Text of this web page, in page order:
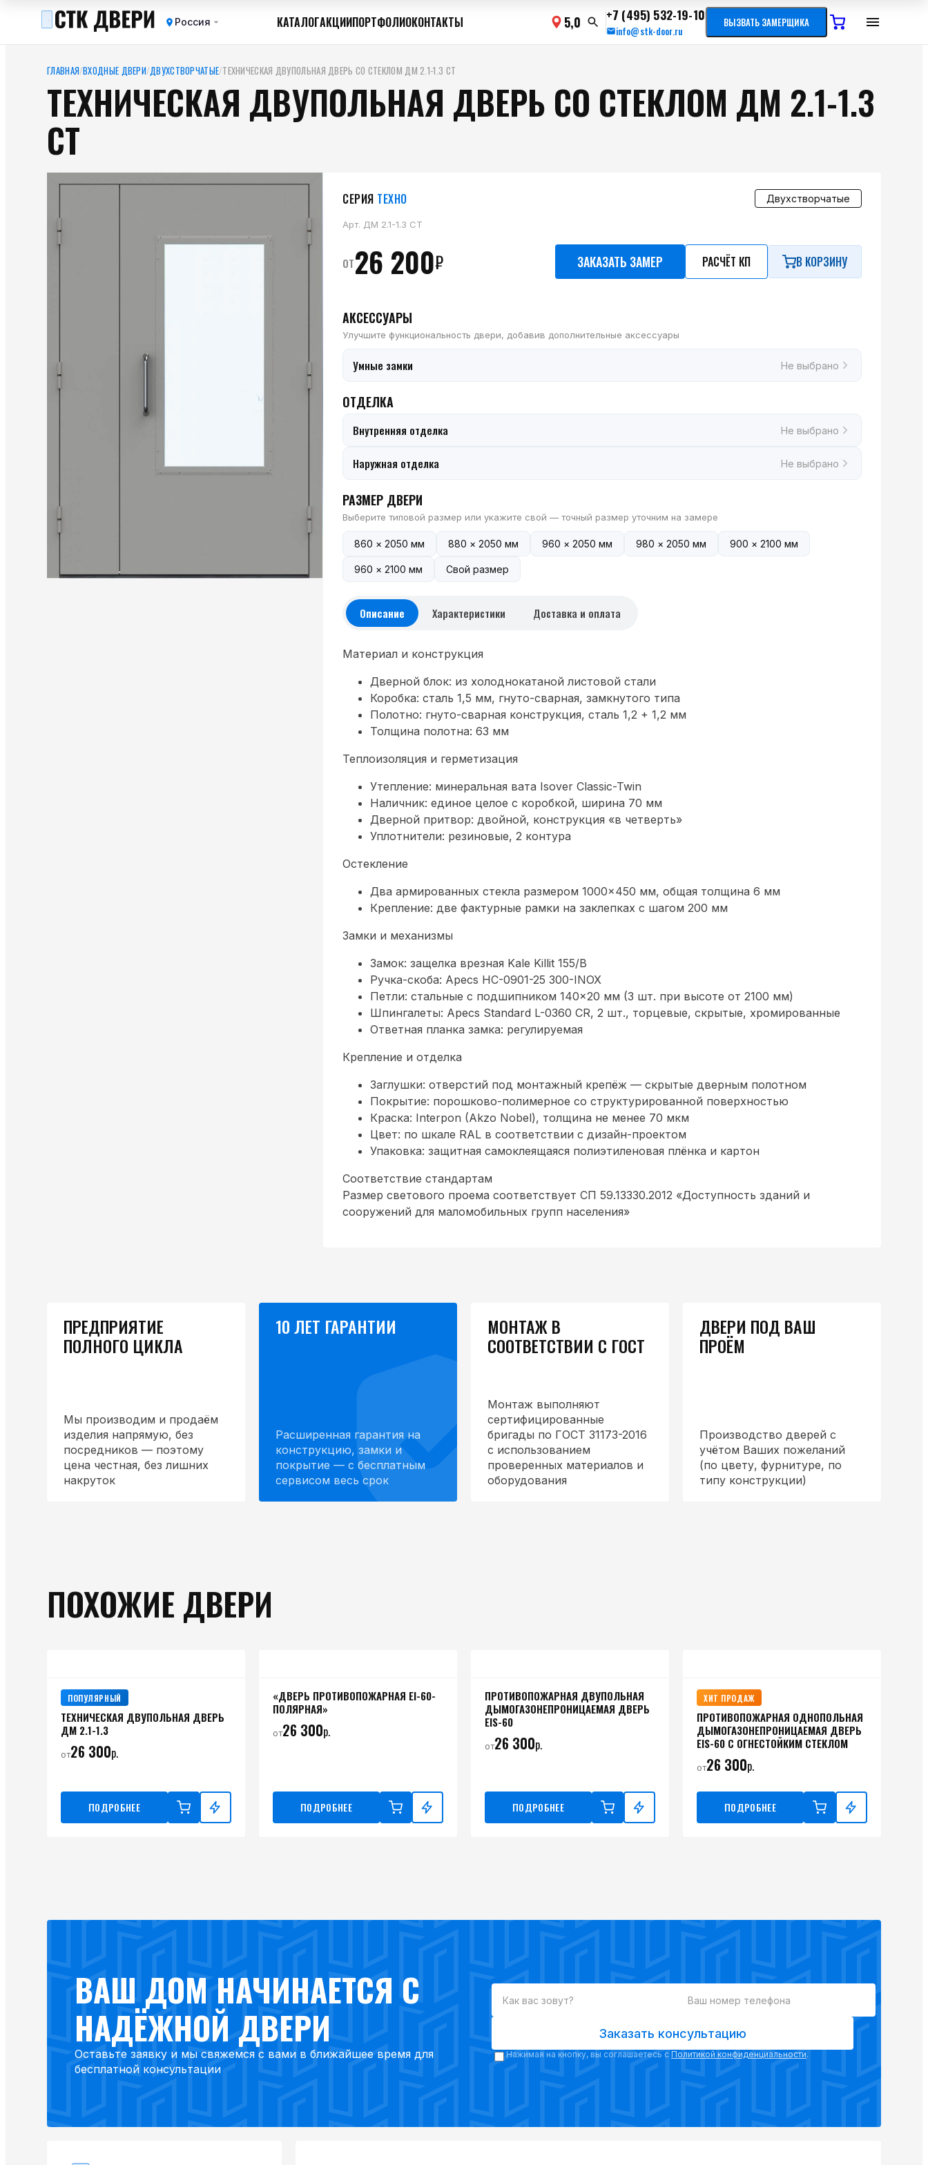
Россия КАТАЛОГАКЦИИПОРТФОЛИОКОНТАКТЫ 5,0 +7 (495) 532-19-10
info@stk-door.ru
ВЫЗВАТЬ ЗАМЕРЩИКА
ГЛАВНАЯ/ВХОДНЫЕ ДВЕРИ/ДВУХСТВОРЧАТЫЕ/ТЕХНИЧЕСКАЯ ДВУПОЛЬНАЯ ДВЕРЬ СО СТЕКЛОМ ДМ 2.1-1.3 СТ
ТЕХНИЧЕСКАЯ ДВУПОЛЬНАЯ ДВЕРЬ СО СТЕКЛОМ ДМ 2.1-1.3
СТ
СЕРИЯ ТЕХНО Двухстворчатые
Арт. ДМ 2.1-1.3 СТ
от26 200₽ ЗАКАЗАТЬ ЗАМЕР РАСЧЁТ КП В КОРЗИНУ
АКСЕССУАРЫ
Улучшите функциональность двери, добавив дополнительные аксессуары
Умные замки Не выбрано
ОТДЕЛКА
Внутренняя отделка Не выбрано
Наружная отделка Не выбрано
РАЗМЕР ДВЕРИ
Выберите типовой размер или укажите свой — точный размер уточним на замере
860 × 2050 мм 880 × 2050 мм 960 × 2050 мм 980 × 2050 мм 900 × 2100 мм
960 × 2100 мм Свой размер
Описание Характеристики Доставка и оплата
Материал и конструкция
Дверной блок: из холоднокатаной листовой стали
Коробка: сталь 1,5 мм, гнуто-сварная, замкнутого типа
Полотно: гнуто-сварная конструкция, сталь 1,2 + 1,2 мм
Толщина полотна: 63 мм
Теплоизоляция и герметизация
Утепление: минеральная вата Isover Classic-Twin
Наличник: единое целое с коробкой, ширина 70 мм
Дверной притвор: двойной, конструкция «в четверть»
Уплотнители: резиновые, 2 контура
Остекление
Два армированных стекла размером 1000×450 мм, общая толщина 6 мм
Крепление: две фактурные рамки на заклепках с шагом 200 мм
Замки и механизмы
Замок: защелка врезная Kale Killit 155/В
Ручка-скоба: Apecs HC-0901-25 300-INOX
Петли: стальные с подшипником 140×20 мм (3 шт. при высоте от 2100 мм)
Шпингалеты: Apecs Standard L-0360 CR, 2 шт., торцевые, скрытые, хромированные
Ответная планка замка: регулируемая
Крепление и отделка
Заглушки: отверстий под монтажный крепёж — скрытые дверным полотном
Покрытие: порошково-полимерное со структурированной поверхностью
Краска: Interpon (Akzo Nobel), толщина не менее 70 мкм
Цвет: по шкале RAL в соответствии с дизайн-проектом
Упаковка: защитная самоклеящаяся полиэтиленовая плёнка и картон
Соответствие стандартам
Размер светового проема соответствует СП 59.13330.2012 «Доступность зданий и
сооружений для маломобильных групп населения»
ПРЕДПРИЯТИЕ
ПОЛНОГО ЦИКЛА
Мы производим и продаём
изделия напрямую, без
посредников — поэтому
цена честная, без лишних
накруток
10 ЛЕТ ГАРАНТИИ
Расширенная гарантия на
конструкцию, замки и
покрытие — с бесплатным
сервисом весь срок
МОНТАЖ В
СООТВЕТСТВИИ С ГОСТ
Монтаж выполняют
сертифицированные
бригады по ГОСТ 31173-2016
с использованием
проверенных материалов и
оборудования
ДВЕРИ ПОД ВАШ
ПРОЁМ
Производство дверей с
учётом Ваших пожеланий
(по цвету, фурнитуре, по
типу конструкции)
ПОХОЖИЕ ДВЕРИ
ПОПУЛЯРНЫЙ
ТЕХНИЧЕСКАЯ ДВУПОЛЬНАЯ ДВЕРЬ
ДМ 2.1-1.3
от26 300р.
ПОДРОБНЕЕ
«ДВЕРЬ ПРОТИВОПОЖАРНАЯ EI-60-
ПОЛЯРНАЯ»
от26 300р.
ПОДРОБНЕЕ
ПРОТИВОПОЖАРНАЯ ДВУПОЛЬНАЯ
ДЫМОГАЗОНЕПРОНИЦАЕМАЯ ДВЕРЬ
EIS-60
от26 300р.
ПОДРОБНЕЕ
ХИТ ПРОДАЖ
ПРОТИВОПОЖАРНАЯ ОДНОПОЛЬНАЯ
ДЫМОГАЗОНЕПРОНИЦАЕМАЯ ДВЕРЬ
EIS-60 С ОГНЕСТОЙКИМ СТЕКЛОМ
от26 300р.
ПОДРОБНЕЕ
ВАШ ДОМ НАЧИНАЕТСЯ С
НАДЁЖНОЙ ДВЕРИ
Оставьте заявку и мы свяжемся с вами в ближайшее время для
бесплатной консультации
Заказать консультацию
Нажимая на кнопку, вы соглашаетесь с Политикой конфиденциальности.